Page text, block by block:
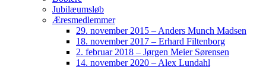
Jubilæumsløb
Æresmedlemmer
29. november 2015 – Anders Munch Madsen
18. november 2017 – Erhard Filtenborg
2. februar 2018 – Jørgen Meier Sørensen
14. november 2020 – Alex Lundahl